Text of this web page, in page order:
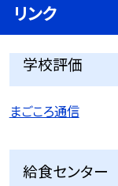
リンク
学校評価
まごころ通信
給食センター